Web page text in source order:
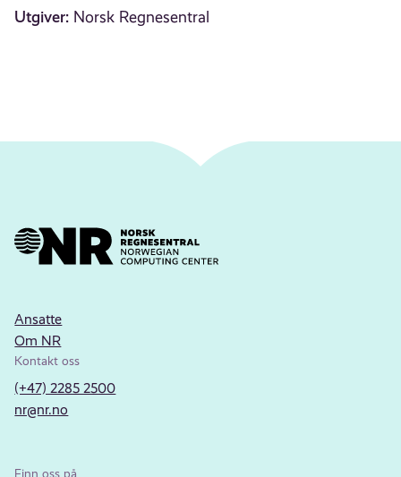
Utgiver: Norsk Regnesentral
Ansatte
Om NR
Kontakt oss
(+47) 2285 2500
nr@nr.no
Finn oss på